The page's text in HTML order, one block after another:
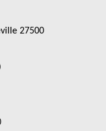
27500